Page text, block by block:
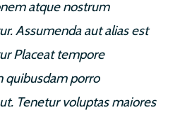
atque nostrum
Assumenda aut alias est
Placeat tempore
quibusdam porro
Tenetur voluptas maiores